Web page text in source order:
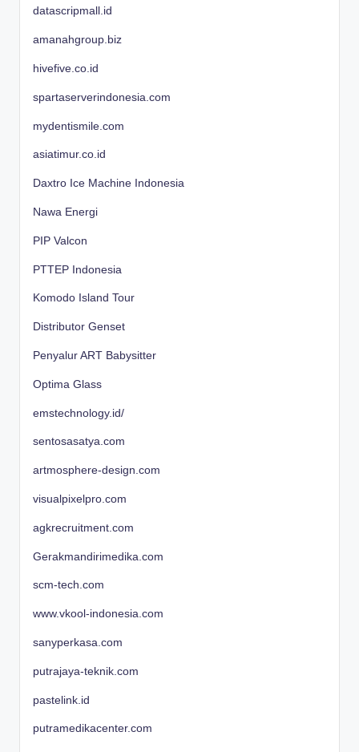
datascripmall.id
amanahgroup.biz
hivefive.co.id
spartaserverindonesia.com
mydentismile.com
asiatimur.co.id
Daxtro Ice Machine Indonesia
Nawa Energi
PIP Valcon
PTTEP Indonesia
Komodo Island Tour
Distributor Genset
Penyalur ART Babysitter
Optima Glass
emstechnology.id/
sentosasatya.com
artmosphere-design.com
visualpixelpro.com
agkrecruitment.com
Gerakmandirimedika.com
scm-tech.com
www.vkool-indonesia.com
sanyperkasa.com
putrajaya-teknik.com
pastelink.id
putramedikacenter.com